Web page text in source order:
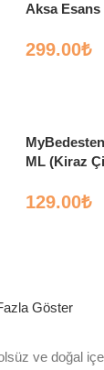
Aksa Esans
299.00₺
ML (Kiraz
129.00₺
Göster
ve doğal